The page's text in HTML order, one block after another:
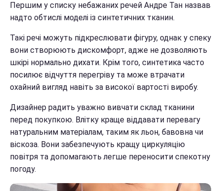
Першим у списку небажаних речей Андре Тан назвав
надто обтислі моделі із синтетичних тканин.
Такі речі можуть підкреслювати фігуру, однак у спеку
вони створюють дискомфорт, адже не дозволяють
шкірі нормально дихати. Крім того, синтетика часто
посилює відчуття перегріву та може втрачати
охайний вигляд навіть за високої вартості виробу.
Дизайнер радить уважно вивчати склад тканини
перед покупкою. Влітку краще віддавати перевагу
натуральним матеріалам, таким як льон, бавовна чи
віскоза. Вони забезпечують кращу циркуляцію
повітря та допомагають легше переносити спекотну
погоду.